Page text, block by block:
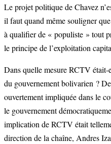
Le projet politique de Chavez
il faut quand même souligner
à qualifier de « populiste » tout
le principe de l’exploitation
Dans quelle mesure RCTV
du gouvernement bolivarien ?
ouvertement impliquée dans le
le gouvernement
implication de RCTV était
direction de la chaîne, Andres